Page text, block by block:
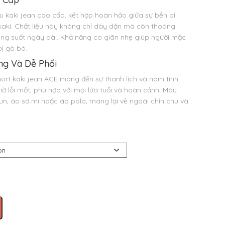
kaki jean cao cấp, kết hợp hoàn hảo giữa sự bền bỉ
Chất liệu này không chỉ dày dặn mà còn thoáng
suốt ngày dài. Khả năng co giãn nhẹ giúp người mặc
gò bó.
Và Dễ Phối
kaki jean ACE mang đến sự thanh lịch và nam tính.
lỗi mốt, phù hợp với mọi lứa tuổi và hoàn cảnh. Màu
áo sơ mi hoặc áo polo, mang lại vẻ ngoài chỉn chu và